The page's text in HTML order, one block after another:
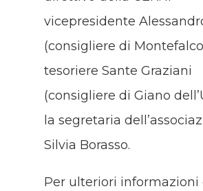
vicepresidente
(consigliere di
tesoriere Sante Graziani
(consigliere di Giano
la segretaria
Silvia Borasso.
Per ulteriori informazioni